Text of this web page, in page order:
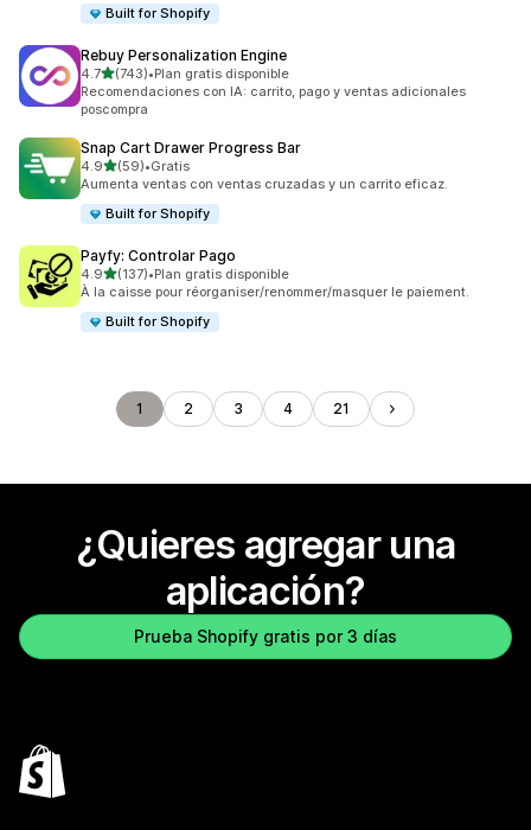
Built for Shopify
Rebuy Personalization Engine
4.7de 5 estrellas
(743)
743 reseñas en total
•Plan gratis disponible
Recomendaciones con IA: carrito, pago y ventas adicionales
poscompra
Snap Cart Drawer Progress Bar
4.9de 5 estrellas
(59)
59 reseñas en total
•Gratis
Aumenta ventas con ventas cruzadas y un carrito eficaz.
Built for Shopify
Payfy: Controlar Pago
4.9de 5 estrellas
(137)
137 reseñas en total
•Plan gratis disponible
À la caisse pour réorganiser/renommer/masquer le paiement.
Built for Shopify
1 2 3 4 21
¿Quieres agregar una
aplicación?
Prueba Shopify gratis por 3 días